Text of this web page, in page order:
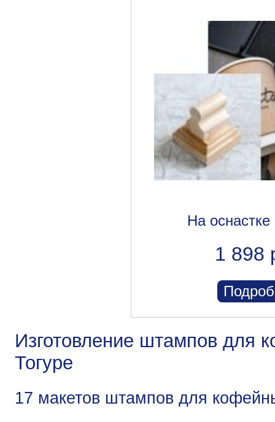
На
1 898
Изготовление штампов для
Тогуре
17 макетов штампов для